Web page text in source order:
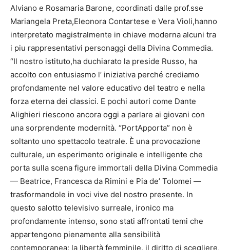
Alviano e Rosamaria Barone, coordinati dalle prof.sse
Mariangela Preta,Eleonora Contartese e Vera Violi,hanno
interpretato magistralmente in chiave moderna alcuni tra
i piu rappresentativi personaggi della Divina Commedia.
“Il nostro istituto,ha duchiarato la preside Russo, ha
accolto con entusiasmo l’ iniziativa perché crediamo
profondamente nel valore educativo del teatro e nella
forza eterna dei classici. E pochi autori come Dante
Alighieri riescono ancora oggi a parlare ai giovani con
una sorprendente modernità. “PortApporta” non è
soltanto uno spettacolo teatrale. È una provocazione
culturale, un esperimento originale e intelligente che
porta sulla scena figure immortali della Divina Commedia
— Beatrice, Francesca da Rimini e Pia de’ Tolomei —
trasformandole in voci vive del nostro presente. In
questo salotto televisivo surreale, ironico ma
profondamente intenso, sono stati affrontati temi che
appartengono pienamente alla sensibilità
contemporanea: la libertà femminile, il diritto di scegliere,